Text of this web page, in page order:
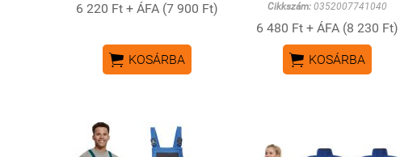
6 220 Ft + ÁFA (7 900 Ft)
 KOSÁRBA
Cikkszám: 0352007741040
6 480 Ft + ÁFA (8 230 Ft)
 KOSÁRBA